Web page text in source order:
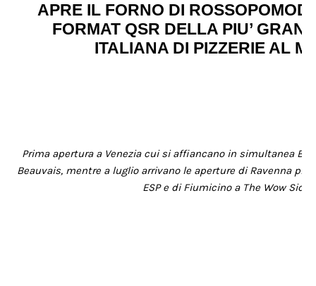
APRE IL FORNO DI
FORMAT QSR DELLA PIU’
ITALIANA DI PIZZERIE AL
Prima apertura a Venezia cui si affiancano in simultanea
Beauvais, mentre a luglio arrivano le aperture di Ravenna
ESP e di Fiumicino a The Wow Side